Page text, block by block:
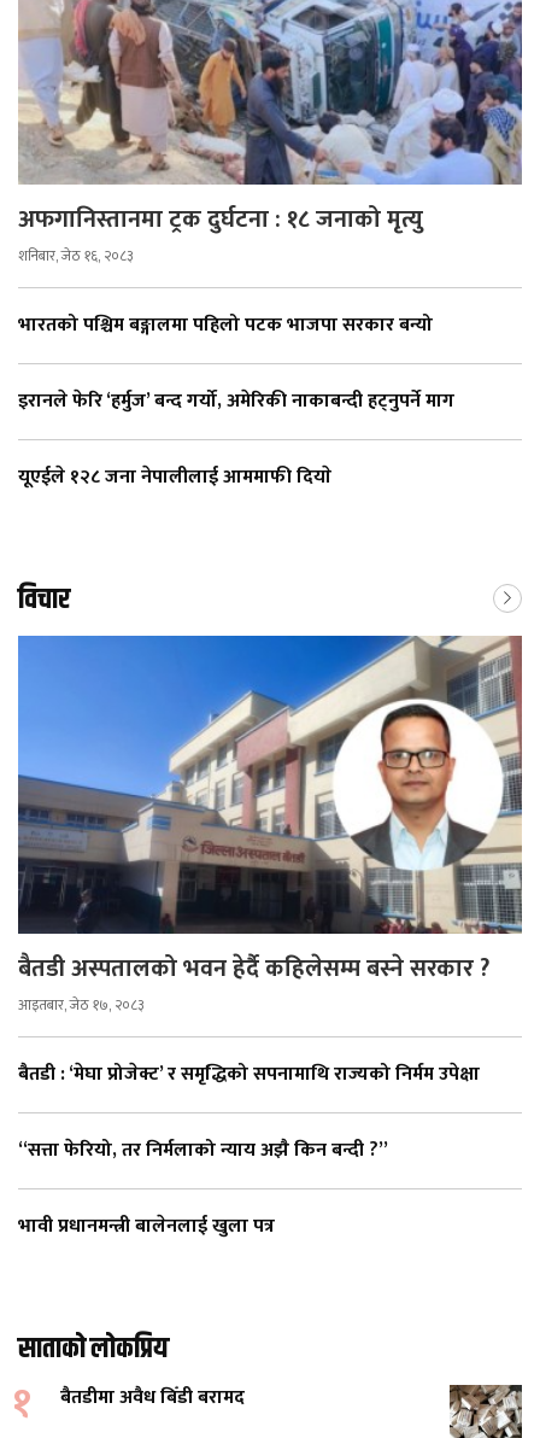
अफगानिस्तानमा ट्रक दुर्घटना : १८ जनाको मृत्यु
शनिबार, जेठ १६, २०८३
भारतको पश्चिम बङ्गालमा पहिलो पटक भाजपा सरकार बन्यो
इरानले फेरि ‘हर्मुज’ बन्द गर्यो, अमेरिकी नाकाबन्दी हट्नुपर्ने माग
यूएईले १२८ जना नेपालीलाई आममाफी दियाे
विचार
बैतडी अस्पतालको भवन हेर्दै कहिलेसम्म बस्ने सरकार ?
आइतबार, जेठ १७, २०८३
बैतडी : ‘मेघा प्रोजेक्ट’ र समृद्धिको सपनामाथि राज्यको निर्मम उपेक्षा
“सत्ता फेरियो, तर निर्मलाको न्याय अझै किन बन्दी ?”
भावी प्रधानमन्त्री बालेनलाई खुला पत्र
साताको लोकप्रिय
१ बैतडीमा अवैध बिँडी बरामद